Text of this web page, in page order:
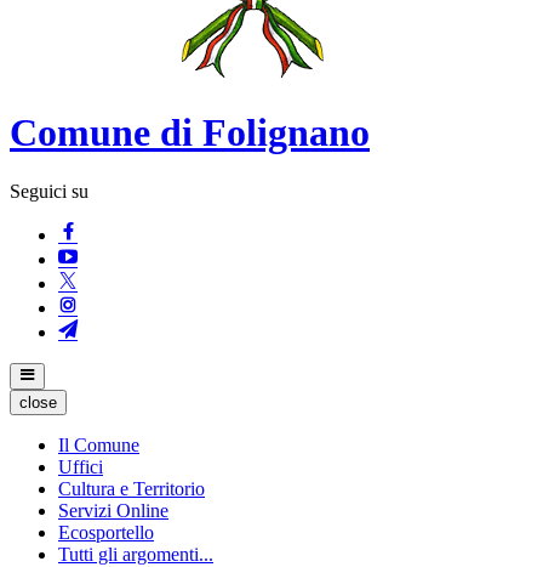
Comune di Folignano
Seguici su
close
Il Comune
Uffici
Cultura e Territorio
Servizi Online
Ecosportello
Tutti gli argomenti...